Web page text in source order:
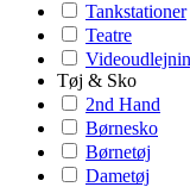
Tankstationer
Teatre
Tøj & Sko
2nd Hand
Børnesko
Børnetøj
Dametøj